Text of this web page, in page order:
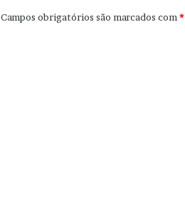
Campos obrigatórios são marcados com *